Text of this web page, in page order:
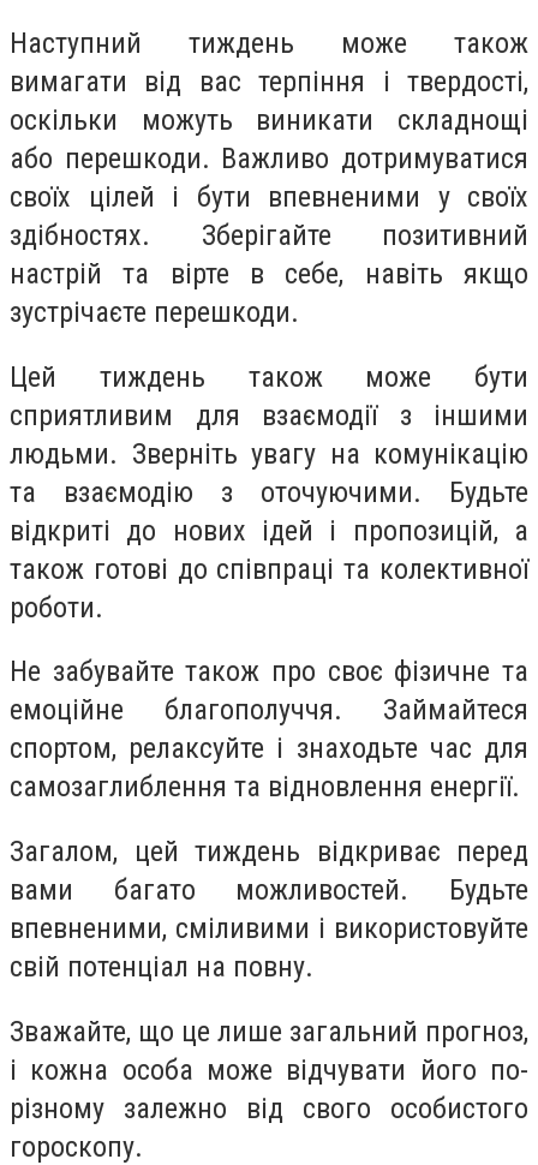
Наступний тиждень може також
вимагати від вас терпіння і твердості,
оскільки можуть виникати складнощі
або перешкоди. Важливо дотримуватися
своїх цілей і бути впевненими у своїх
здібностях. Зберігайте позитивний
настрій та вірте в себе, навіть якщо
зустрічаєте перешкоди.
Цей тиждень також може бути
сприятливим для взаємодії з іншими
людьми. Зверніть увагу на комунікацію
та взаємодію з оточуючими. Будьте
відкриті до нових ідей і пропозицій, а
також готові до співпраці та колективної
роботи.
Не забувайте також про своє фізичне та
емоційне благополуччя. Займайтеся
спортом, релаксуйте і знаходьте час для
самозаглиблення та відновлення енергії.
Загалом, цей тиждень відкриває перед
вами багато можливостей. Будьте
впевненими, сміливими і використовуйте
свій потенціал на повну.
Зважайте, що це лише загальний прогноз,
і кожна особа може відчувати його по-
різному залежно від свого особистого
гороскопу.